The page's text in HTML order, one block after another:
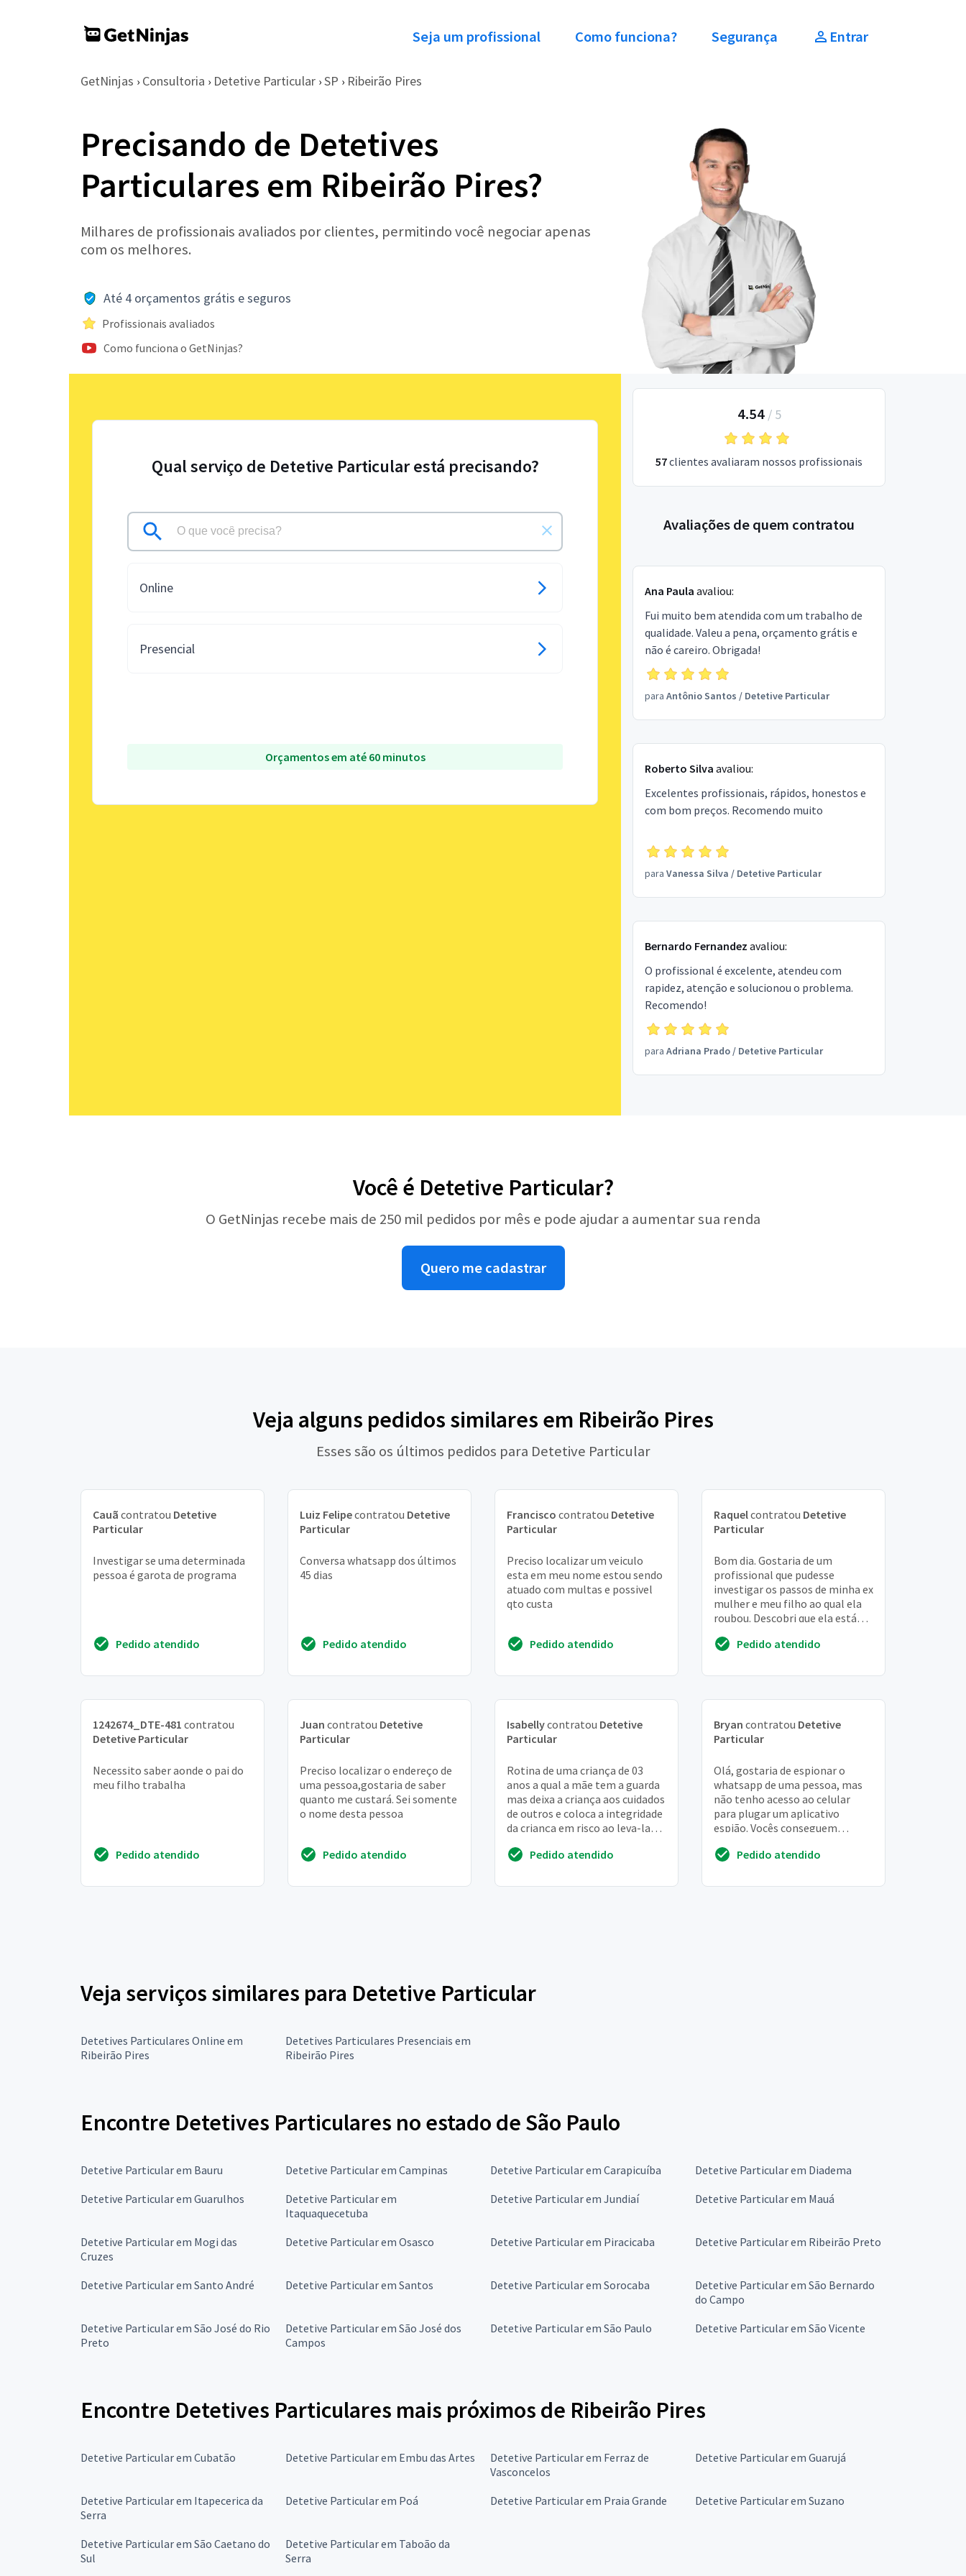
Seja um profissional Como funciona? Segurança Entrar
GetNinjas › Consultoria › Detetive Particular › SP › Ribeirão Pires
Precisando de Detetives
Particulares em Ribeirão Pires?
Milhares de profissionais avaliados por clientes, permitindo você negociar apenas
com os melhores.
Até 4 orçamentos grátis e seguros
Profissionais avaliados
Como funciona o GetNinjas?
Qual serviço de Detetive Particular está precisando?
Online
Presencial
Orçamentos em até 60 minutos
4.54/ 5
57clientes avaliaram nossos profissionais
Avaliações de quem contratou
Ana Paula avaliou:
Fui muito bem atendida com um trabalho de
qualidade. Valeu a pena, orçamento grátis e
não é careiro. Obrigada!
para Antônio Santos / Detetive Particular
Roberto Silva avaliou:
Excelentes profissionais, rápidos, honestos e
com bom preços. Recomendo muito
para Vanessa Silva / Detetive Particular
Bernardo Fernandez avaliou:
O profissional é excelente, atendeu com
rapidez, atenção e solucionou o problema.
Recomendo!
para Adriana Prado/ Detetive Particular
Você é Detetive Particular?
O GetNinjas recebe mais de 250 mil pedidos por mês e pode ajudar a aumentar sua renda
Quero me cadastrar
Veja alguns pedidos similares em Ribeirão Pires
Esses são os últimos pedidos para Detetive Particular
Cauã contratou Detetive
Particular
Investigar se uma determinada
pessoa é garota de programa
Pedido atendido
Luiz Felipecontratou Detetive
Particular
Conversa whatsapp dos últimos
45 dias
Pedido atendido
Francisco contratou Detetive
Particular
Preciso localizar um veiculo
esta em meu nome estou sendo
atuado com multas e possivel
qto custa
Pedido atendido
Raquelcontratou Detetive
Particular
Bom dia. Gostaria de um
profissional que pudesse
investigar os passos de minha ex
mulher e meu filho ao qual ela
roubou. Descobri que ela está
comprovações da...
Pedido atendido
1242674_DTE-481 contratou
Detetive Particular
Necessito saber aonde o pai do
meu filho trabalha
Pedido atendido
Juan contratou Detetive
Particular
Preciso localizar o endereço de
uma pessoa,gostaria de saber
quanto me custará. Sei somente
o nome desta pessoa
Pedido atendido
Isabellycontratou Detetive
Particular
Rotina de uma criança de 03
anos a qual a mãe tem a guarda
mas deixa a criança aos cuidados
de outros e coloca a integridade
da criança em risco ao leva-la
Pedido atendido
Bryan contratou Detetive
Particular
Olá, gostaria de espionar o
whatsapp de uma pessoa, mas
não tenho acesso ao celular
para plugar um aplicativo
espião. Vocês conseguem
valor? obrigada!
Pedido atendido
Veja serviços similares para Detetive Particular
Detetives Particulares Online em
Ribeirão Pires
Detetives Particulares Presenciais em
Ribeirão Pires
Encontre Detetives Particulares no estado de São Paulo
Detetive Particular em Bauru Detetive Particular em Campinas Detetive Particular em Carapicuíba
Detetive Particular em Diadema
Detetive Particular em Guarulhos
Detetive Particular em
Itaquaquecetuba
Detetive Particular em Jundiaí Detetive Particular em Mauá
Detetive Particular em Mogi das
Cruzes
Detetive Particular em Osasco Detetive Particular em Piracicaba Detetive Particular em Ribeirão Preto
Detetive Particular em Santo André Detetive Particular em Santos Detetive Particular em Sorocaba
Detetive Particular em São Bernardo
do Campo
Detetive Particular em São José do Rio
Preto
Detetive Particular em São José dos
Campos
Detetive Particular em São Paulo Detetive Particular em São Vicente
Encontre Detetives Particulares mais próximos de Ribeirão Pires
Detetive Particular em Cubatão Detetive Particular em Embu das Artes
Detetive Particular em Ferraz de
Vasconcelos
Detetive Particular em Guarujá
Detetive Particular em Itapecerica da
Serra
Detetive Particular em Poá Detetive Particular em Praia Grande Detetive Particular em Suzano
Detetive Particular em São Caetano do
Sul
Detetive Particular em Taboão da
Serra